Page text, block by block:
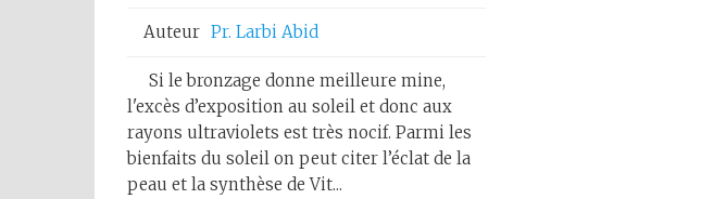
Auteur Pr. Larbi Abid
Si le bronzage donne meilleure mine,
l'excès d’exposition au soleil et donc aux
rayons ultraviolets est très nocif. Parmi les
bienfaits du soleil on peut citer l’éclat de la
peau et la synthèse de Vit...